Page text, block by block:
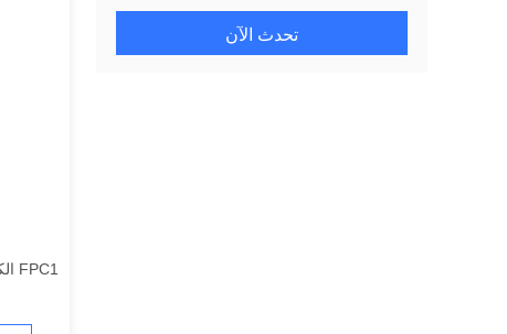
تحدث الآن
FPC1 الكشف الدقيق التشويش المتكامل